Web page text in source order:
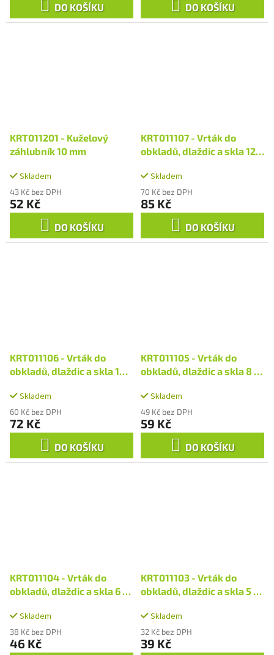
DO KOŠÍKU DO KOŠÍKU
KRT011201 - Kuželový
záhlubník 10 mm
Skladem
43 Kč bez DPH
52 Kč
DO KOŠÍKU
KRT011107 - Vrták do
obkladů, dlaždic a skla 12 x
Skladem
70 Kč bez DPH
85 Kč
DO KOŠÍKU
KRT011106 - Vrták do
obkladů, dlaždic a skla 10 x
Skladem
60 Kč bez DPH
72 Kč
DO KOŠÍKU
KRT011105 - Vrták do
obkladů, dlaždic a skla 8 x
Skladem
49 Kč bez DPH
59 Kč
DO KOŠÍKU
KRT011104 - Vrták do
obkladů, dlaždic a skla 6 x
Skladem
38 Kč bez DPH
46 Kč
KRT011103 - Vrták do
obkladů, dlaždic a skla 5 x
Skladem
32 Kč bez DPH
39 Kč